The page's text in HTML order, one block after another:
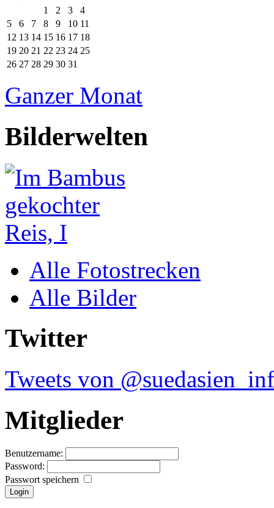
1
2 3
4
5
6 7 8 9 10 11
12 13 14 15 16 17 18
19 20 21 22 23 24 25
26 27 28 29 30 31
Ganzer Monat
Bilderwelten
Alle Fotostrecken
Alle Bilder
Twitter
Tweets von
Mitglieder
Benutzername:
Password:
Passwort speichern